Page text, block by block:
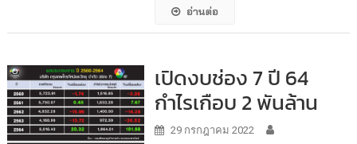
อ่านต่อ
เปิดงบช่อง 7 ปี 64
กำไรเกือบ 2 พันล้าน
29 กรกฎาคม 2022